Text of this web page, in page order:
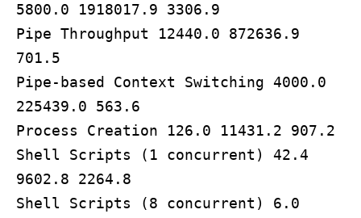
5800.0 1918017.9 3306.9
Pipe Throughput 12440.0 872636.9
701.5
Pipe-based Context Switching 4000.0
225439.0 563.6
Process Creation 126.0 11431.2 907.2
Shell Scripts (1 concurrent) 42.4
9602.8 2264.8
Shell Scripts (8 concurrent) 6.0